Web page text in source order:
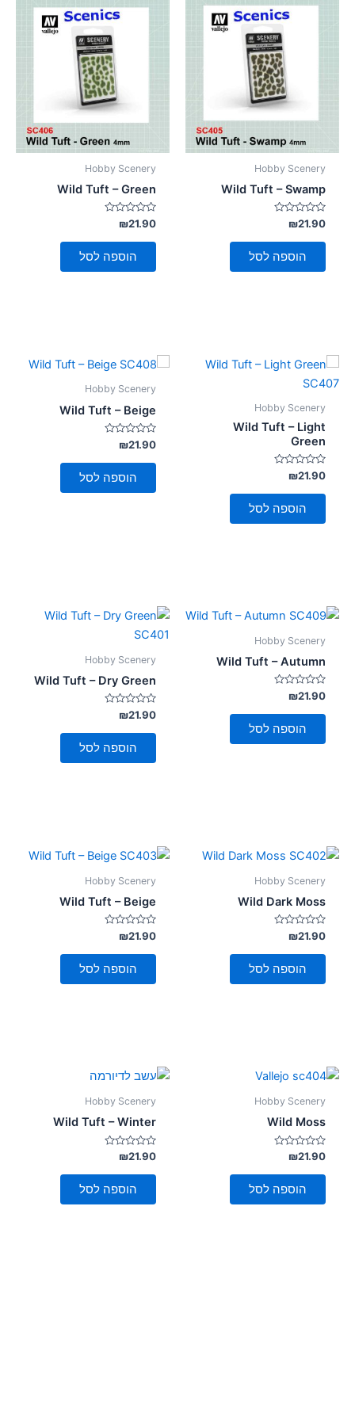
סמן קישורים
האפשרויות
Hobby Scenery
Wild Tuft – Swamp
דורג
0
מתוך
₪21.90
הוספה לסל
Hobby Scenery
Wild Tuft – Green
דורג
0
מתוך
₪21.90
הוספה לסל
Hobby Scenery
Wild Tuft – Light
Green
דורג
0
מתוך
₪21.90
הוספה לסל
Hobby Scenery
Wild Tuft – Beige
דורג
0
מתוך
₪21.90
הוספה לסל
Hobby Scenery
Wild Tuft – Autumn
דורג
0
מתוך
₪21.90
הוספה לסל
Hobby Scenery
Wild Tuft – Dry Green
דורג
0
מתוך
₪21.90
הוספה לסל
Hobby Scenery
Wild Dark Moss
דורג
0
מתוך
₪21.90
הוספה לסל
Hobby Scenery
Wild Tuft – Beige
דורג
0
מתוך
₪21.90
הוספה לסל
Hobby Scenery
Wild Moss
דורג
0
מתוך
₪21.90
הוספה לסל
Hobby Scenery
Wild Tuft – Winter
דורג
0
מתוך
₪21.90
הוספה לסל